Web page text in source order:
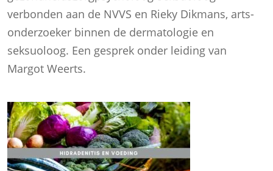
verbonden aan de NVVS en Rieky Dikmans, arts-
onderzoeker binnen de dermatologie en
seksuoloog. Een gesprek onder leiding van
Margot Weerts.